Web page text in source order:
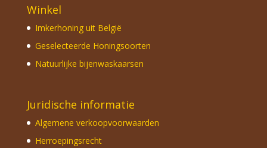
Winkel
Imkerhoning uit België
Geselecteerde Honingsoorten
Natuurlijke bijenwaskaarsen
Juridische informatie
Algemene verkoopvoorwaarden
Herroepingsrecht